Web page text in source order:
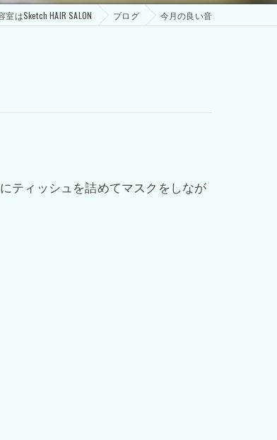
はSketch HAIR SALON ブログ 今月の良い音
ティッシュを詰めてマスクをしなが